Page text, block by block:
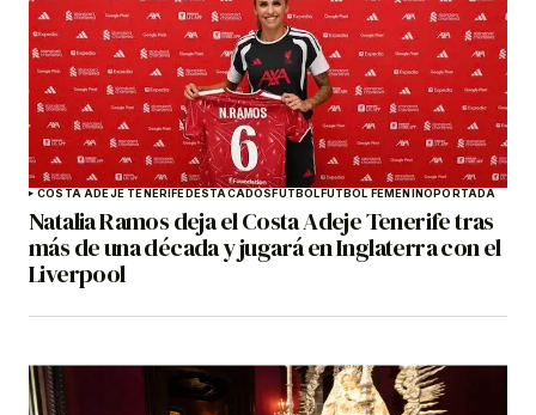
COSTA ADEJE TENERIFE DESTACADOS FÚTBOL FÚTBOL FEMENINO PORTADA
Natalia Ramos deja el Costa Adeje Tenerife tras
más de una década y jugará en Inglaterra con el
Liverpool